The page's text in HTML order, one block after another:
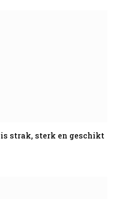
strak, sterk en geschikt